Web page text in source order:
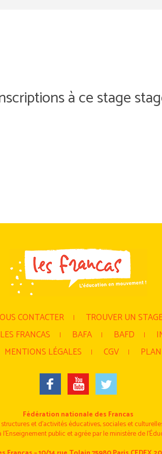
à ce stage
CONTACTER
TROUVER UN
LES FRANCAS BAFA BAFD
MENTIONS LÉGALES CGV
Fédération nationale des Francas
et d’activités éducatives, sociales et
public et agrée par le ministère de
cookies